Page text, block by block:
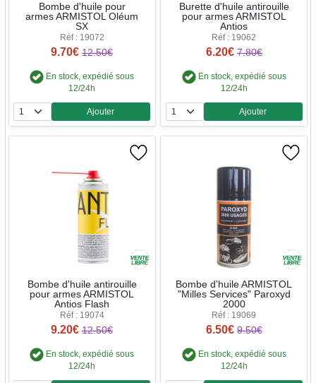
Bombe d'huile pour
armes ARMISTOL Oléum
SX
Réf : 19072
9.70€ 12.50€
En stock, expédié sous
12/24h
Quantité
Ajouter
Burette d'huile antirouille
pour armes ARMISTOL
Antios
Réf : 19062
6.20€ 7.80€
En stock, expédié sous
12/24h
Quantité
Ajouter
Bombe d'huile antirouille
pour armes ARMISTOL
Antios Flash
Réf : 19074
9.20€ 12.50€
En stock, expédié sous
12/24h
Bombe d'huile ARMISTOL
"Milles Services" Paroxyd
2000
Réf : 19069
6.50€ 9.50€
En stock, expédié sous
12/24h